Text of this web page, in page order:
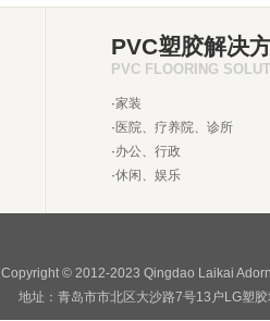
PVC塑胶解决
PVC FLOORING
·家装
· 医院、疗养院、诊所
·办公、行政
·休闲、娱乐
Copyright © 2012-2023 Qingdao Laikai
地址：青岛市市北区大沙路7号13户LG